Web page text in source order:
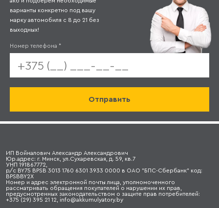
варианты конкретно под вашу
марку автомобиля с 8 до 21 без
выходных!
Номер телефона *
ИП Войналович Александр Александрович
Юр.адрес: г. Минск, ул.Сухаревская, д. 59, кв.7
УНП 191867772,
р/с BY75 BPSB 3013 1760 6301 3933 0000 в ОАО "БПС-Сбербанк" код:
BPSBBY2X
Номер и адрес электронной почты лица, уполномоченного
рассматривать обращения покупателей о нарушении их прав,
предусмотренных законодательством о защите прав потребителей:
+375 (29) 395 21 12, info@akkumulyatory.by